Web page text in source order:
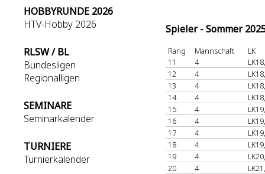
HOBBYRUNDE 2026
HTV-Hobby 2026
RLSW / BL
Bundesligen
Regionalligen
SEMINARE
Seminarkalender
TURNIERE
Turnierkalender
Spieler - Sommer
Rang Mannschaft
LK
11
4
12
4
13
4
14
4
15
4
16
4
17
4
18
4
19
4
20
4